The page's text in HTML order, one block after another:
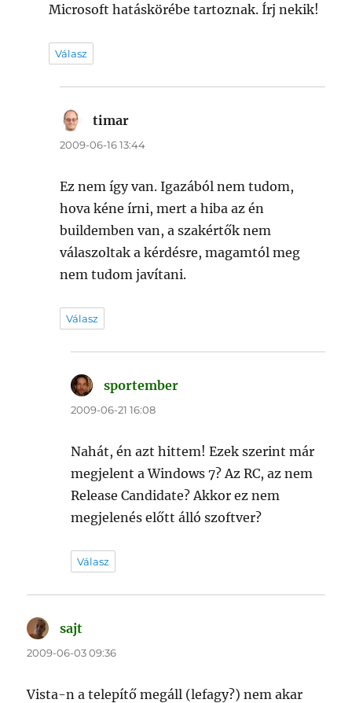
Microsoft hatáskörébe tartoznak. Írj nekik!
Válasz
timar
2009-06-16 13:44
Ez nem így van. Igazából nem tudom,
hova kéne írni, mert a hiba az én
buildemben van, a szakértők nem
válaszoltak a kérdésre, magamtól meg
nem tudom javítani.
Válasz
sportember
2009-06-21 16:08
Nahát, én azt hittem! Ezek szerint már
megjelent a Windows 7? Az RC, az nem
Release Candidate? Akkor ez nem
megjelenés előtt álló szoftver?
Válasz
sajt
2009-06-03 09:36
Vista-n a telepítő megáll (lefagy?) nem akar